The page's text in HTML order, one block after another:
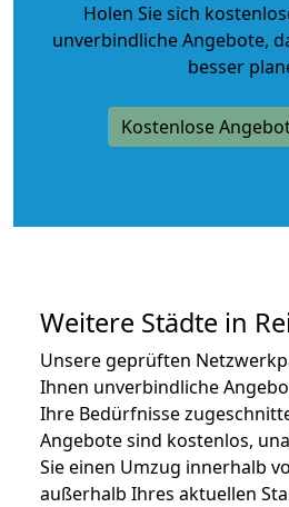
Holen Sie sich
unverbindliche Angebote,
besser
Kostenlose
Weitere Städte in
Unsere geprüften
Ihnen unverbindliche
Ihre Bedürfnisse
Angebote sind kostenlos,
Sie einen Umzug innerhalb
außerhalb Ihres aktuellen